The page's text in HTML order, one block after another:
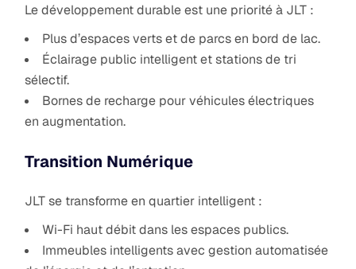
Le développement durable est une priorité à JLT :
Plus d’espaces verts et de parcs en bord de lac.
Éclairage public intelligent et stations de tri
sélectif.
Bornes de recharge pour véhicules électriques
en augmentation.
Transition Numérique
JLT se transforme en quartier intelligent :
Wi-Fi haut débit dans les espaces publics.
Immeubles intelligents avec gestion automatisée